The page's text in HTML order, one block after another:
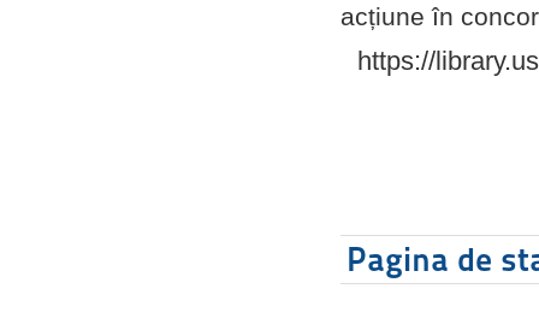
acțiune în
https://
Pagina de